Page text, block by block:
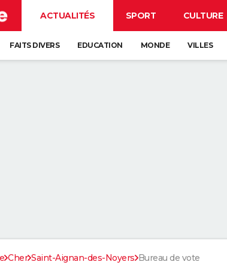
ACTUALITÉS SPORT CULTURE
FAITS DIVERS EDUCATION MONDE VILLES
Cher Saint-Aignan-des-Noyers Bureau de vote